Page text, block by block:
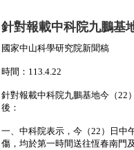
針對報載中科院九鵬基
國家中山科學研究院新聞稿
時間：113.4.22
針對報載中科院九鵬基地今（22
後：
一、中科院表示，今（22）
日中
傷， 均於第一時間送往恆春南門